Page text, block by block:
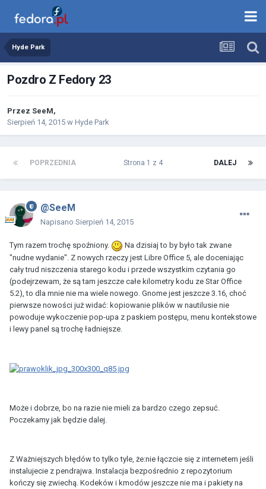
Hyde Park
Pozdro Z Fedory 23
Przez SeeM,
Sierpień 14, 2015 w Hyde Park
POPRZEDNIA DALEJ
Strona 1 z 4
@SeeM
Napisano Sierpień 14, 2015
Tym razem trochę spoźniony.
Na dzisiaj to by było tak zwane
"nudne wydanie". Z nowych rzeczy jest Libre Office 5, ale doceniając
cały trud niszczenia starego kodu i przede wszystkim czytania go
(podejrzewam, że są tam jeszcze całe kilometry kodu ze Star Office
5.2), to dla mnie nie ma wiele nowego. Gnome jest jeszcze 3.16, choć
pierwsze nowości już widać: kopiowanie plików w nautilusie nie
powoduje wykoczenie pop-upa z paskiem postępu, menu kontekstowe
i lewy panel są trochę ładniejsze.
Może i dobrze, bo na razie nie mieli za bardzo czego zepsuć.
Poczekamy jak będzie dalej.
Z Ważniejszych błędów to tylko tyle, że:nie łączcie się z internetem jeśli
instalujecie z pendrajwa. Instalacja bezpośrednio z repozytorium
kończy się zwiechą. Kodeków i kmodów jeszcze nie ma i pakiety na